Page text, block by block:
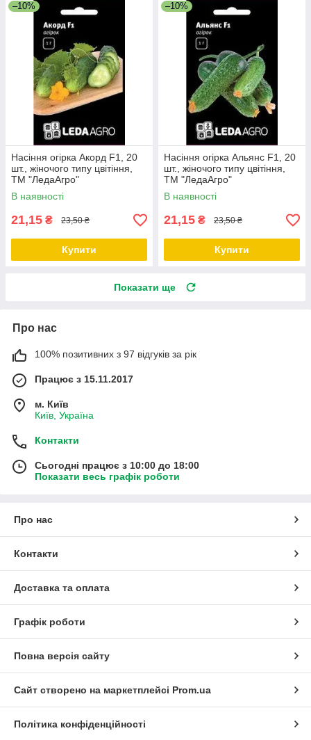
–10%
Насіння огірка Акорд F1, 20
шт., жіночого типу цвітіння,
ТМ "ЛедаАгро"
В наявності
21,15 ₴ 23,50 ₴
Купити
–10%
Насіння огірка Альянс F1, 20
шт., жіночого типу цвітіння,
ТМ "ЛедаАгро"
В наявності
21,15 ₴ 23,50 ₴
Купити
Показати ще
Про нас
100% позитивних з 97 відгуків за рік
Працює з 15.11.2017
м. Київ
Київ, Україна
Контакти
Сьогодні працює з 10:00 до 18:00
Показати весь графік роботи
Про нас
Контакти
Доставка та оплата
Графік роботи
Повна версія сайту
Сайт створено на маркетплейсі Prom.ua
Політика конфіденційності